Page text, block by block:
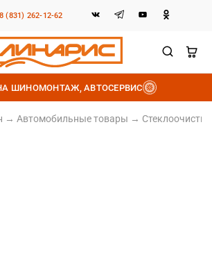
8 (831) 262-12-62
ШИНОМОНТАЖ, АВТОСЕРВИС
→ Автомобильные товары →